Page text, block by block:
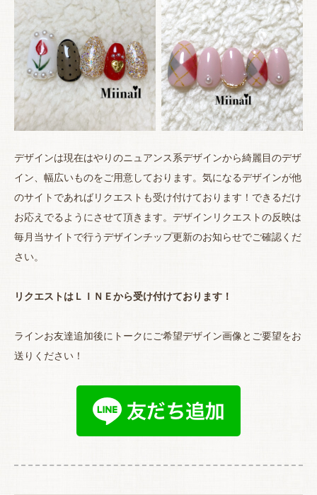
デザインは現在はやりのニュアンス系デザインから綺麗目のデザ
イン、幅広いものをご用意しております。気になるデザインが他
のサイトであればリクエストも受け付けております！できるだけ
お応えでるようにさせて頂きます。デザインリクエストの反映は
毎月当サイトで行うデザインチップ更新のお知らせでご確認くだ
さい。
リクエストはＬＩＮＥから受け付けております！
ラインお友達追加後にトークにご希望デザイン画像とご要望をお
送りください！